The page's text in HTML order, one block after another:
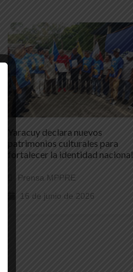
Yaracuy declara nuevos
patrimonios culturales para
fortalecer la identidad nacional
Prensa MPPRE
16 de junio de 2026